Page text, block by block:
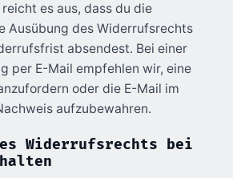
es aus, dass du die
Ausübung des Widerrufsrechts
absendest. Bei einer
per E-Mail empfehlen wir, eine
oder die E-Mail im
aufzubewahren.
Widerrufsrechts bei